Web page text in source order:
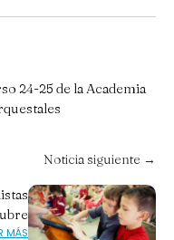
24-25 de la Academia
Noticia siguiente →
MÁS